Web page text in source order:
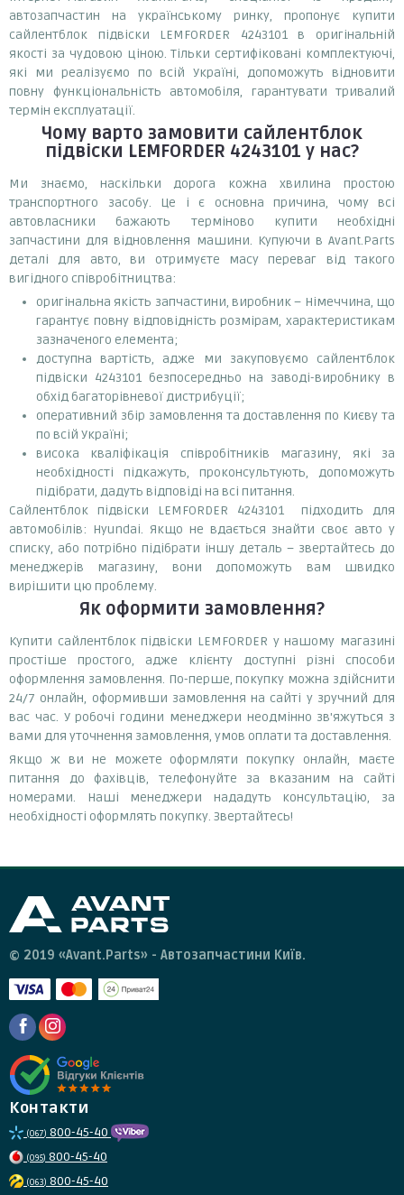
автозапчастин на українському ринку, пропонує купити
сайлентблок підвіски LEMFORDER 4243101 в оригінальній
якості за чудовою ціною. Тільки сертифіковані комплектуючі,
які ми реалізуємо по всій Україні, допоможуть відновити
повну функціональність автомобіля, гарантувати тривалий
термін експлуатації.
Чому варто замовити сайлентблок
підвіски LEMFORDER 4243101 у нас?
Ми знаємо, наскільки дорога кожна хвилина простою
транспортного засобу. Це і є основна причина, чому всі
автовласники бажають терміново купити необхідні
запчастини для відновлення машини. Купуючи в Avant.Parts
деталі для авто, ви отримуєте масу переваг від такого
вигідного співробітництва:
оригінальна якість запчастини, виробник – Німеччина, що
гарантує повну відповідність розмірам, характеристикам
зазначеного елемента;
доступна вартість, адже ми закуповуємо сайлентблок
підвіски 4243101 безпосередньо на заводі-виробнику в
обхід багаторівневої дистрибуції;
оперативний збір замовлення та доставлення по Києву та
по всій Україні;
висока кваліфікація співробітників магазину, які за
необхідності підкажуть, проконсультують, допоможуть
підібрати, дадуть відповіді на всі питання.
Сайлентблок підвіски LEMFORDER 4243101 підходить для
автомобілів: Hyundai. Якщо не вдається знайти своє авто у
списку, або потрібно підібрати іншу деталь – звертайтесь до
менеджерів магазину, вони допоможуть вам швидко
вирішити цю проблему.
Як оформити замовлення?
Купити сайлентблок підвіски LEMFORDER у нашому магазині
простіше простого, адже клієнту доступні різні способи
оформлення замовлення. По-перше, покупку можна здійснити
24/7 онлайн, оформивши замовлення на сайті у зручний для
вас час. У робочі години менеджери неодмінно зв'яжуться з
вами для уточнення замовлення, умов оплати та доставлення.
Якщо ж ви не можете оформляти покупку онлайн, маєте
питання до фахівців, телефонуйте за вказаним на сайті
номерами. Наші менеджери нададуть консультацію, за
необхідності оформлять покупку. Звертайтесь!
© 2019 «Avant.Parts» - Автозапчастини Київ.
Контакти
(067) 800-45-40
(095) 800-45-40
(063) 800-45-40